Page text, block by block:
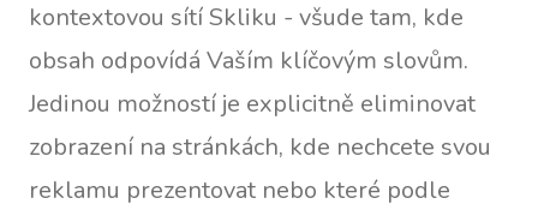
kontextovou sítí Skliku - všude tam, kde
obsah odpovídá Vaším klíčovým slovům.
Jedinou možností je explicitně eliminovat
zobrazení na stránkách, kde nechcete svou
reklamu prezentovat nebo které podle